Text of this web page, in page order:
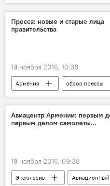
Общинный центр Дилижана
Пресса: новые и старые лица
правительства
19 ноября 2016, 10:38
Армения обзор прессы
Авиацентр Армении: первым
первым делом самолеты...
19 ноября 2016, 09:38
Эксклюзив Авиационный